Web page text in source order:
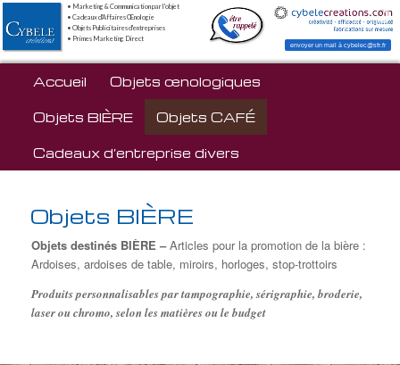
envoyer un mail à cybelec@sfr.fr
• Marketing & Communication par l'objet
• Cadeaux d'Affaires Œnologie
• Objets Publicitaires d'entreprises
• Primes Marketing Direct
Aller au contenu principal
Aller au contenu secondaire
Accueil Objets œnologiques
Objets BIÈRE Objets CAFÉ
Cadeaux d’entreprise divers
Objets BIÈRE
Objets destinés BIÈRE –Articles pour la promotion de la bière :
Ardoises, ardoises de table, miroirs, horloges, stop-trottoirs
Produits personnalisables par tampographie, sérigraphie, broderie,
laser ou chromo, selon les matières ou le budget